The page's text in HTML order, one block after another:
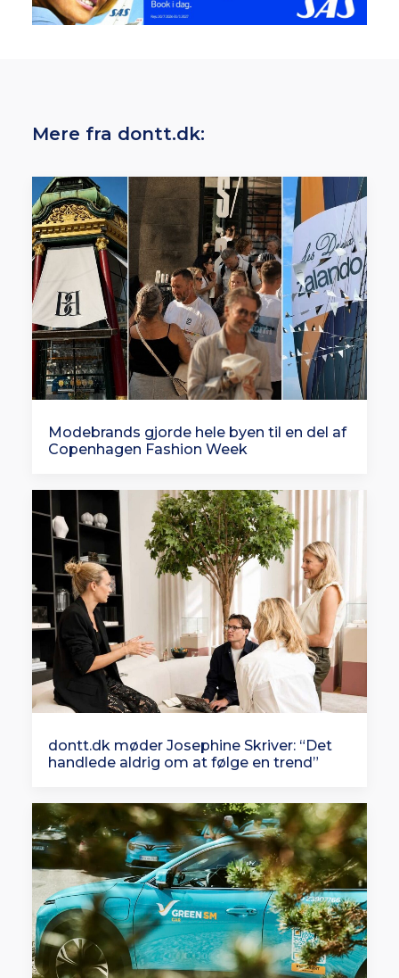
Mere fra dontt.dk:
Modebrands gjorde hele byen til en del af
Copenhagen Fashion Week
dontt.dk møder Josephine Skriver: “Det
handlede aldrig om at følge en trend”